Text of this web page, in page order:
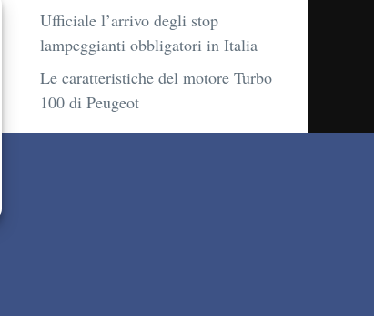
Ufficiale l’arrivo degli stop
lampeggianti obbligatori in Italia
Le caratteristiche del motore Turbo
100 di Peugeot